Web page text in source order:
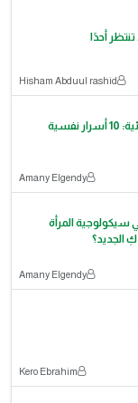
أحدًا
Hisham Abduul rashid
سيكولوجية الأنثى الاستثنائية: 10 أسرار نفسية
Amany Elgendy
10 أسرار في سيكولوجية المرأة
الجديد؟
Amany Elgendy
Kero Ebrahim